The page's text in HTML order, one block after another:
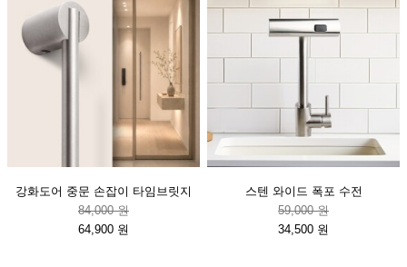
강화도어 중문 손잡이 타임브릿지
84,000 원
64,900 원
스텐 와이드 폭포 수전
59,000 원
34,500 원